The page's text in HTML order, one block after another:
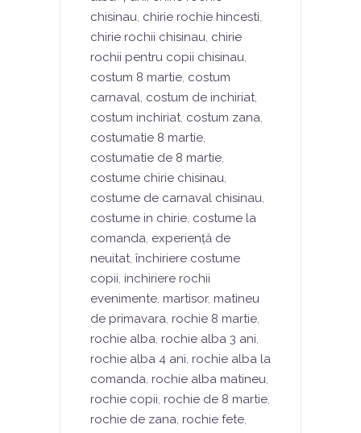
chisinau, chirie rochie hincesti,
chirie rochii chisinau, chirie
rochii pentru copii chisinau,
costum 8 martie, costum
carnaval, costum de inchiriat,
costum inchiriat, costum zana,
costumatie 8 martie,
costumatie de 8 martie,
costume chirie chisinau,
costume de carnaval chisinau,
costume in chirie, costume la
comanda, experiență de
neuitat, închiriere costume
copii, inchiriere rochii
evenimente, martisor, matineu
de primavara, rochie 8 martie,
rochie alba, rochie alba 3 ani,
rochie alba 4 ani, rochie alba la
comanda, rochie alba matineu,
rochie copii, rochie de 8 martie,
rochie de zana, rochie fete,